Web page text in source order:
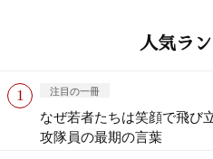
人気ラ
注目の一冊
なぜ若者たちは笑顔で飛
攻隊員の最期の言葉